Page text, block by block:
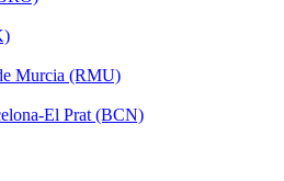
Murcia (RMU)
El Prat (BCN)